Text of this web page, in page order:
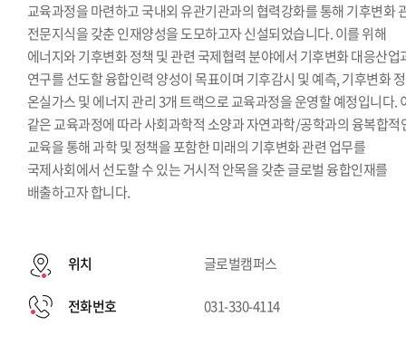
교육과정을 마련하고 국내외 유관기관과의 협력강화를 통해 기후변화
전문지식을 갖춘 인재양성을 도모하고자 신설되었습니다. 이를 위해
에너지와 기후변화 정책 및 관련 국제협력 분야에서 기후변화 대응산업
연구를 선도할 융합인력 양성이 목표이며 기후감시 및 예측, 기후변화
온실가스 및 에너지 관리 3개 트랙으로 교육과정을 운영할 예정입니다.
같은 교육과정에 따라 사회과학적 소양과 자연과학/공학과의 융복합적
교육을 통해 과학 및 정책을 포함한 미래의 기후변화 관련 업무를
국제사회에서 선도할 수 있는 거시적 안목을 갖춘 글로벌 융합인재를
배출하고자 합니다.
위치 글로벌캠퍼스
전화번호 031-330-4114